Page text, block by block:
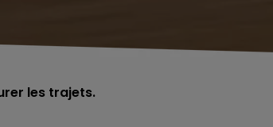
les trajets.